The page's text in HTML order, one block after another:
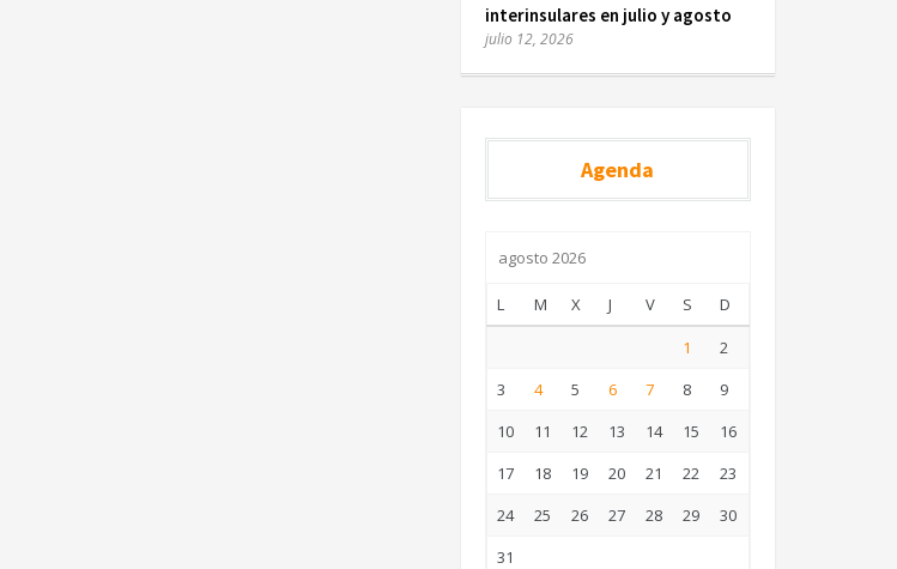
interinsulares en julio y agosto
julio 12, 2026
Agenda
agosto 2026
L M X J V S
D
1
2
3
4 5 6 7 8
9
10
11 12 13 14 15
16
17
18 19 20 21 22
23
24
25 26 27 28 29
30
31